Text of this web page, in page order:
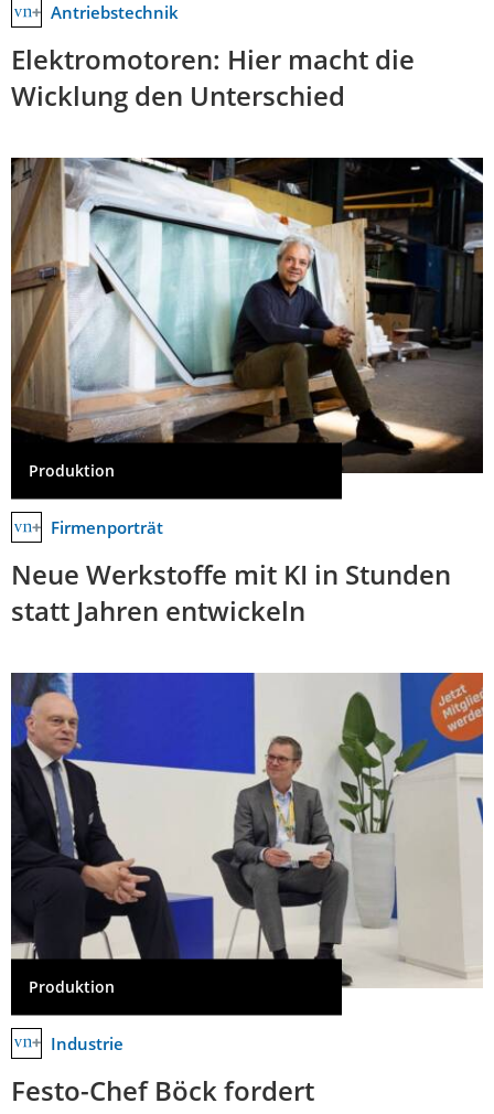
Antriebstechnik
Elektromotoren: Hier macht die
Wicklung den Unterschied
Produktion
Firmenporträt
Neue Werkstoffe mit KI in Stunden
statt Jahren entwickeln
Produktion
Industrie
Festo-Chef Böck fordert